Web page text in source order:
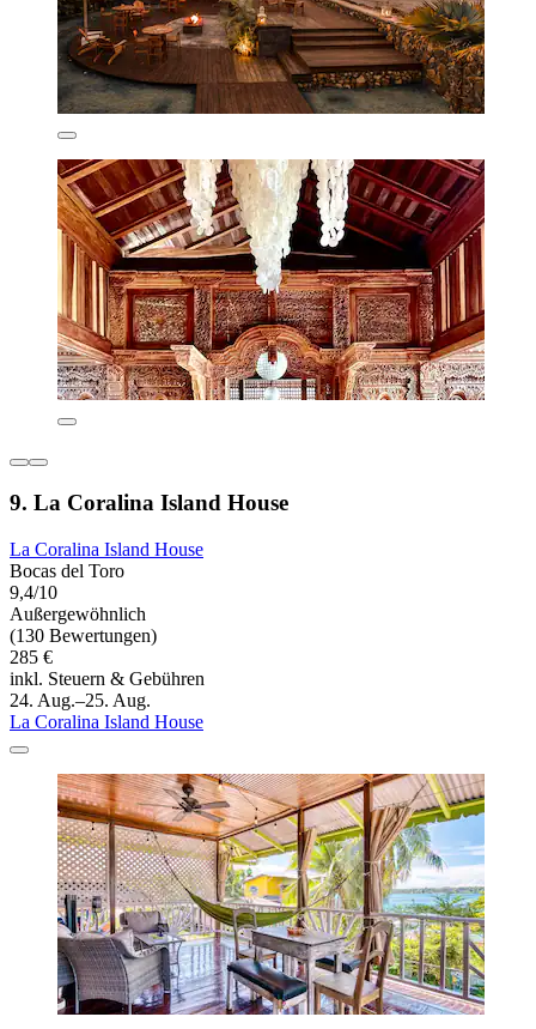
9. La Coralina Island House
La Coralina Island House
Bocas del Toro
9,4/10
Außergewöhnlich
(130 Bewertungen)
285 €
inkl. Steuern & Gebühren
24. Aug.–25. Aug.
La Coralina Island House